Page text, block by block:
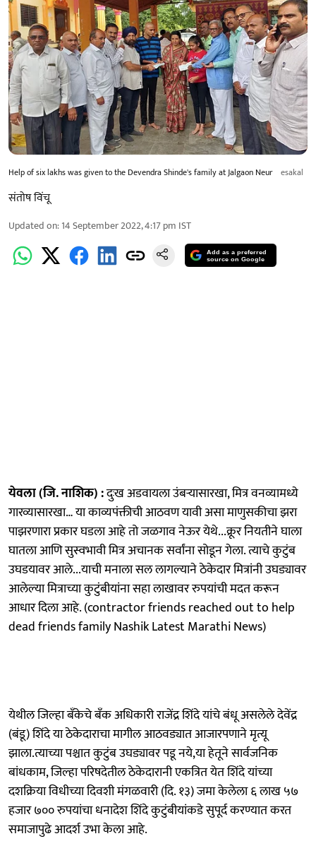
Help of six lakhs was given to the Devendra Shinde's family at Jalgaon Neur esakal
संतोष विंचू
Updated on:14 September 2022, 4:17 pm IST
Add as a preferred
source on Google
येवला (जि. नाशिक) :दुःख अडवायला उंबऱ्यासारखा, मित्र वनव्यामध्ये
गारव्यासारखा… या काव्यपंक्तीची आठवण यावी असा माणुसकीचा झरा
पाझरणारा प्रकार घडला आहे तो जळगाव नेऊर येथे...क्रूर नियतीने घाला
घातला आणि सुस्वभावी मित्र अचानक सर्वांना सोडून गेला. त्याचे कुटुंब
उघडयावर आले...याची मनाला सल लागल्याने ठेकेदार मित्रांनी उघड्यावर
आलेल्या मित्राच्या कुटुंबीयांना सहा लाखावर रुपयांची मदत करून
आधार दिला आहे. (contractor friends reached out to help
dead friends family Nashik Latest Marathi News)
येथील जिल्हा बँकेचे बँक अधिकारी राजेंद्र शिंदे यांचे बंधू असलेले देवेंद्र
(बंडू) शिंदे या ठेकेदाराचा मागील आठवड्यात आजारपणाने मृत्यू
झाला.त्याच्या पश्चात कुटुंब उघड्यावर पडू नये,या हेतूने सार्वजनिक
बांधकाम, जिल्हा परिषदेतील ठेकेदारानी एकत्रित येत शिंदे यांच्या
दशक्रिया विधीच्या दिवशी मंगळवारी (दि. १३) जमा केलेला ६ लाख ५७
हजार ७०० रुपयांचा धनादेश शिंदे कुटुंबीयांकडे सुपूर्द करण्यात करत
समाजापुढे आदर्श उभा केला आहे.